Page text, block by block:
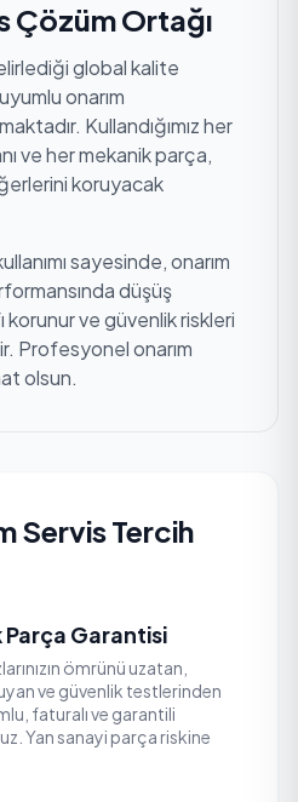
Çözüm Ortağı
global kalite
onarım
Kullandığımız her
ve her mekanik parça,
koruyacak
sayesinde, onarım
düşüş
korunur ve güvenlik riskleri
Profesyonel onarım
olsun.
Servis Tercih
Garantisi
ömrünü uzatan,
ve güvenlik testlerinden
faturalı ve garantili
Yan sanayi parça riskine